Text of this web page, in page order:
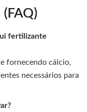
fertilizante
fornecendo cálcio,
necessários para